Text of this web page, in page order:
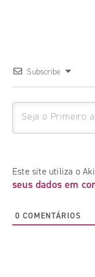
Subscribe
Este site utiliza o
seus dados em
0 COMENTÁRIOS